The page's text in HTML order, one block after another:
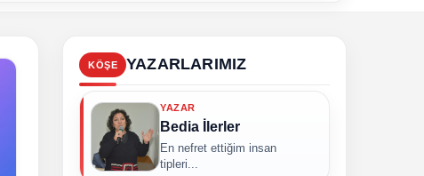
KÖŞE YAZARLARIMIZ
YAZAR
Bedia İlerler
En nefret ettiğim insan
tipleri...